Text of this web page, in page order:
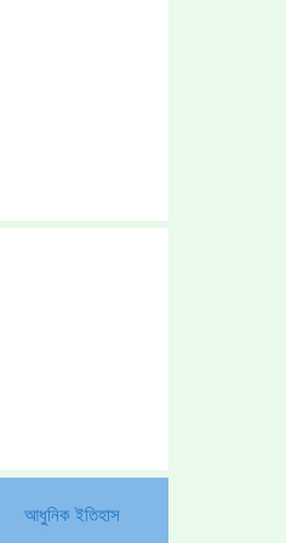
আধুনিক ইতিহাস